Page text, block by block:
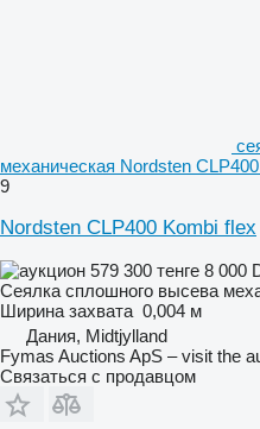
механическая Nordsten
9
Nordsten CLP400 Kombi flex
579 300 тенге 8 000
Сеялка сплошного высева
Ширина захвата 0,004 м
Дания, Midtjylland
Fymas Auctions ApS – visit the
Связаться с продавцом